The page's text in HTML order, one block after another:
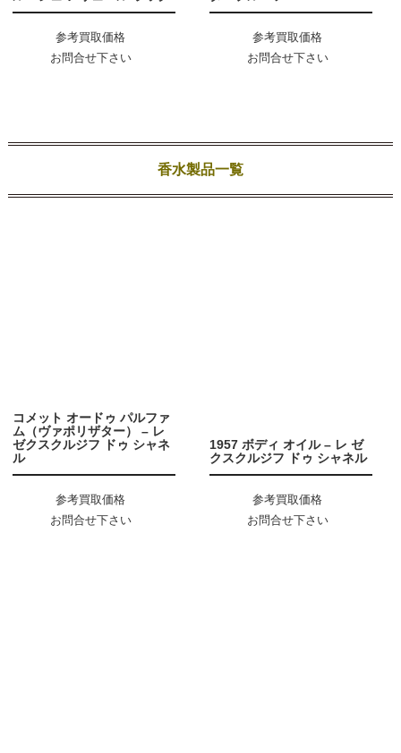
参考買取価格
お問合せ下さい
参考買取価格
お問合せ下さい
香水製品一覧
コメット オードゥ パルファ
ム（ヴァポリザター） – レ
ゼクスクルジフ ドゥ シャネ
ル
参考買取価格
お問合せ下さい
1957 ボディ オイル – レ ゼ
クスクルジフ ドゥ シャネル
参考買取価格
お問合せ下さい